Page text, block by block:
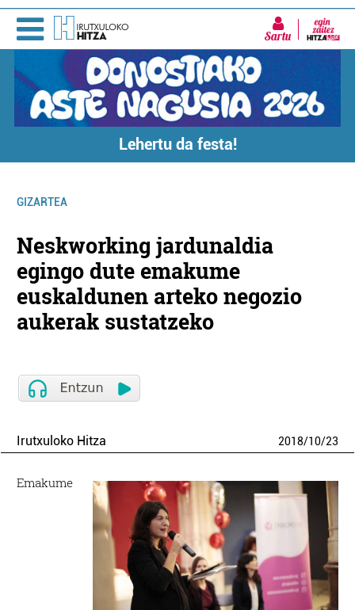
Sartu
Lehertu da festa!
GIZARTEA
Neskworking jardunaldia
egingo dute emakume
euskaldunen arteko negozio
aukerak sustatzeko
Irutxuloko Hitza 2018/10/23
Emakume